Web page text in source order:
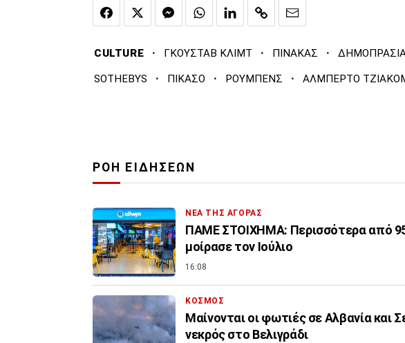
CULTURE · ΓΚΟΥΣΤΑΒ ΚΛΙΜΤ · ΠΙΝΑΚΑΣ ·
SOTHEBYS · ΠΙΚΑΣΟ · ΡΟΥΜΠΕΝΣ · ΑΛΜΠΕΡΤΟ
ΡΟΗ ΕΙΔΗΣΕΩΝ
ΝΕΑ ΤΗΣ ΑΓΟΡΑΣ
ΠΑΜΕ ΣΤΟΙΧΗΜΑ: Περισσότερα από
μοίρασε τον Ιούλιο
16:08
ΚΟΣΜΟΣ
Μαίνονται οι φωτιές σε Αλβανία και
νεκρός στο Βελιγράδι